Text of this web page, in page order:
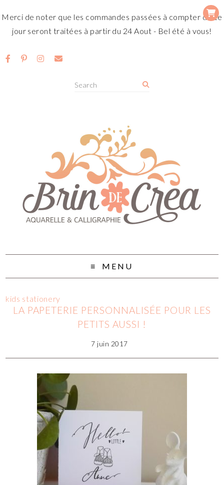
Merci de noter que les commandes passées à compter de ce
jour seront traitées à partir du 24 Aout - Bel été à vous!
MENU
kids stationery
LA PAPETERIE PERSONNALISÉE POUR LES
PETITS AUSSI !
7 juin 2017